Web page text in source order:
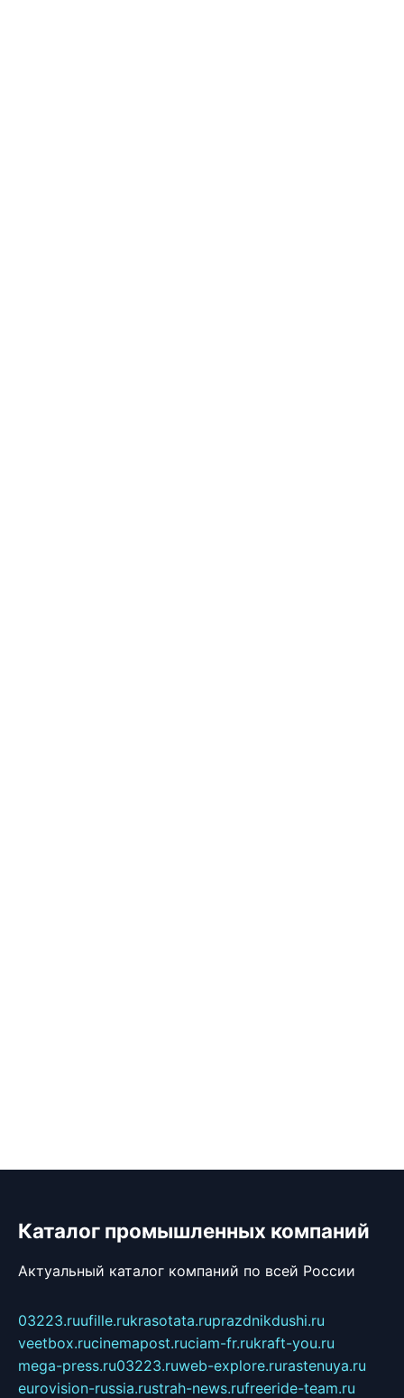
Каталог промышленных компаний
Актуальный каталог компаний по всей России
03223.ruufille.rukrasotata.ruprazdnikdushi.ru
veetbox.rucinemapost.ruciam-fr.rukraft-you.ru
mega-press.ru03223.ruweb-explore.rurastenuya.ru
eurovision-russia.rustrah-news.rufreeride-team.ru